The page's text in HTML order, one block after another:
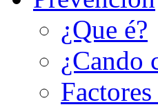
¿Que é?
¿Cando